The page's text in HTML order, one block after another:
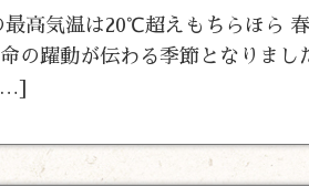
高気温は20℃超えもちらほら
の躍動が伝わる季節となりまし